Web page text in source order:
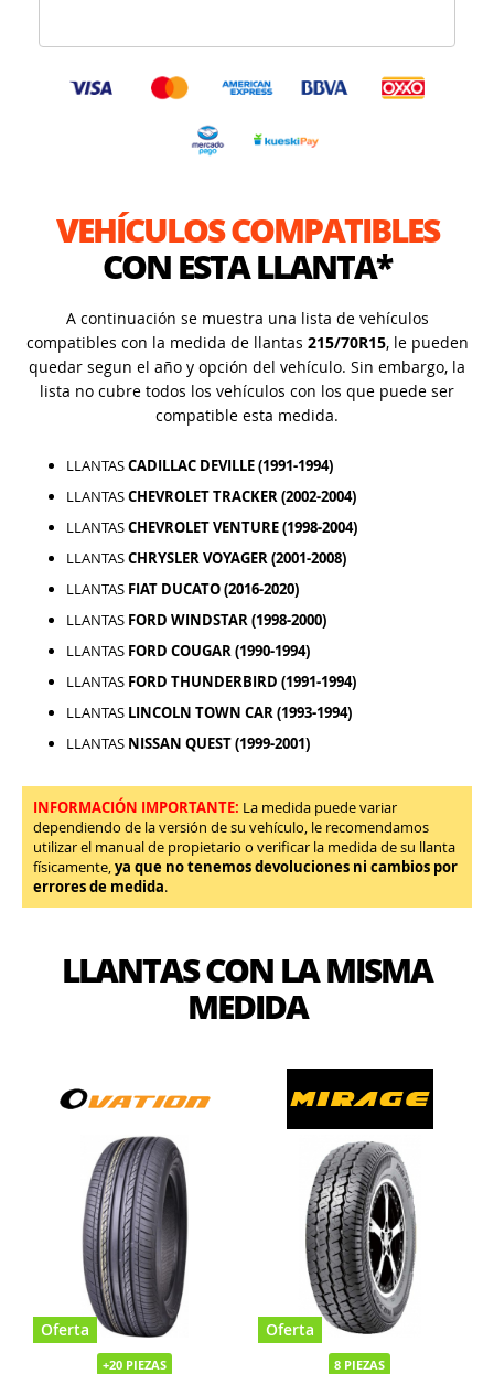
VEHÍCULOS COMPATIBLES
CON ESTA LLANTA*
A continuación se muestra una lista de vehículos
compatibles con la medida de llantas 215/70R15, le pueden
quedar segun el año y opción del vehículo. Sin embargo, la
lista no cubre todos los vehículos con los que puede ser
compatible esta medida.
LLANTASCADILLAC DEVILLE (1991-1994)
LLANTASCHEVROLET TRACKER (2002-2004)
LLANTASCHEVROLET VENTURE (1998-2004)
LLANTASCHRYSLER VOYAGER (2001-2008)
LLANTAS FIAT DUCATO (2016-2020)
LLANTAS FORD WINDSTAR (1998-2000)
LLANTAS FORD COUGAR (1990-1994)
LLANTAS FORD THUNDERBIRD (1991-1994)
LLANTAS LINCOLN TOWN CAR (1993-1994)
LLANTAS NISSAN QUEST (1999-2001)
INFORMACIÓN IMPORTANTE: La medida puede variar
dependiendo de la versión de su vehículo, le recomendamos
utilizar el manual de propietario o verificar la medida de su llanta
físicamente,ya que no tenemos devoluciones ni cambios por
errores de medida.
LLANTAS CON LA MISMA
MEDIDA
Oferta
+20 PIEZAS
Oferta
8 PIEZAS